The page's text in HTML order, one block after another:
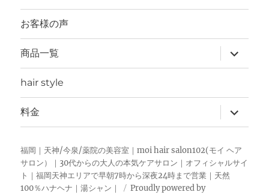
お客様の声
商品一覧
サ
ブ
メ
ー
を
展
開
hair style
料金
サ
ブ
メ
ュ
ー
を
展
福岡｜天神/今泉/薬院の美容室｜moi hair salon102(モイ ヘア
サロン）｜30代からの大人の本気ケアサロン｜オフィシャルサイ
ト｜福岡天神エリアで早朝7時から深夜24時まで営業｜天然
100％ハナヘナ｜湯シャン｜
Proudly powered by